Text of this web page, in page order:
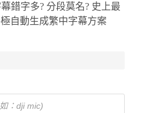
錯字多? 分段莫名? 史上最
自動生成繁中字幕方案